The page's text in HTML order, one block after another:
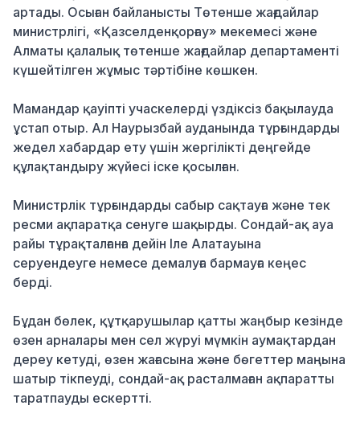
артады. Осыған байланысты Төтенше жағдайлар
министрлігі, «Қазселденқорғау» мекемесі және
Алматы қалалық төтенше жағдайлар департаменті
күшейтілген жұмыс тәртібіне көшкен.
Мамандар қауіпті учаскелерді үздіксіз бақылауда
ұстап отыр. Ал Наурызбай ауданында тұрғындарды
жедел хабардар ету үшін жергілікті деңгейде
құлақтандыру жүйесі іске қосылған.
Министрлік тұрғындарды сабыр сақтауға және тек
ресми ақпаратқа сенуге шақырды. Сондай-ақ ауа
райы тұрақталғанға дейін Іле Алатауына
серуендеуге немесе демалуға бармауға кеңес
берді.
Бұдан бөлек, құтқарушылар қатты жаңбыр кезінде
өзен арналары мен сел жүруі мүмкін аумақтардан
дереу кетуді, өзен жағасына және бөгеттер маңына
шатыр тікпеуді, сондай-ақ расталмаған ақпаратты
таратпауды ескертті.